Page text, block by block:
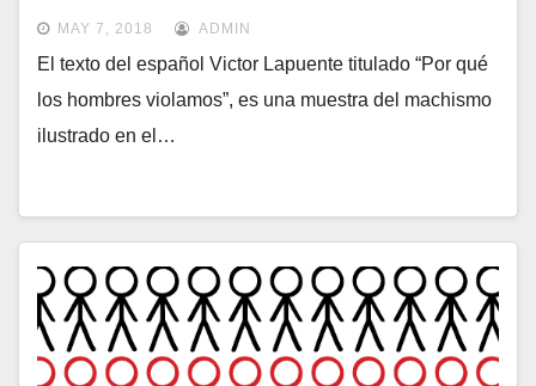
MAY 7, 2018 ADMIN
El texto del español Victor Lapuente titulado “Por qué
los hombres violamos”, es una muestra del machismo
ilustrado en el…